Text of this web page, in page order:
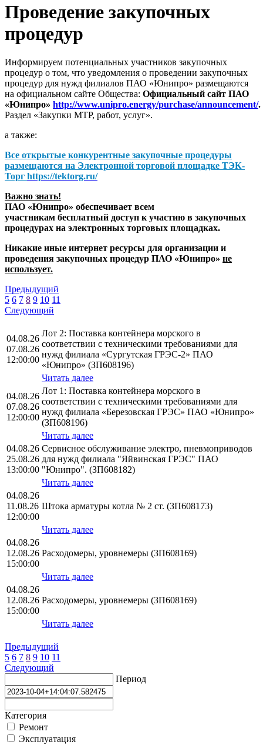
Проведение закупочных
процедур
Информируем потенциальных участников закупочных
процедур о том, что уведомления о проведении закупочных
процедур для нужд филиалов ПАО «Юнипро» размещаются
на официальном сайте Общества: Официальный сайт ПАО
«Юнипро» http://www.unipro.energy/purchase/announcement/.
Раздел «Закупки МТР, работ, услуг».
а также:
Все открытые конкурентные закупочные процедуры
размещаются на Электронной торговой площадке ТЭК-
Торг https://tektorg.ru/
Важно знать!
ПАО «Юнипро» обеспечивает всем
участникам бесплатный доступ к участию в закупочных
процедурах на электронных торговых площадках.
Никакие иные интернет ресурсы для организации и
проведения закупочных процедур ПАО «Юнипро» не
использует.
Предыдущий
5 6 7 8 9 10 11
Следующий
04.08.26
07.08.26
12:00:00
Лот 2: Поставка контейнера морского в
соответствии с техническими требованиями для
нужд филиала «Сургутская ГРЭС-2» ПАО
«Юнипро» (ЗП608196)
Читать далее
04.08.26
07.08.26
12:00:00
Лот 1: Поставка контейнера морского в
соответствии с техническими требованиями для
нужд филиала «Березовская ГРЭС» ПАО «Юнипро»
(ЗП608196)
Читать далее
04.08.26
25.08.26
13:00:00
Сервисное обслуживание электро, пневмоприводов
для нужд филиала "Яйвинская ГРЭС" ПАО
"Юнипро". (ЗП608182)
Читать далее
04.08.26
11.08.26
12:00:00
Штока арматуры котла № 2 ст. (ЗП608173)
Читать далее
04.08.26
12.08.26
15:00:00
Расходомеры, уровнемеры (ЗП608169)
Читать далее
04.08.26
12.08.26
15:00:00
Расходомеры, уровнемеры (ЗП608169)
Читать далее
Предыдущий
5 6 7 8 9 10 11
Следующий
Период
Категория
Ремонт
Эксплуатация